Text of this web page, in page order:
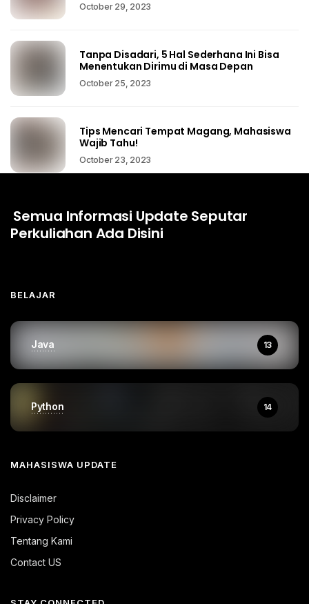
October 29, 2023
Tanpa Disadari, 5 Hal Sederhana Ini Bisa
Menentukan Dirimu di Masa Depan
October 25, 2023
Tips Mencari Tempat Magang, Mahasiswa
Wajib Tahu!
October 23, 2023
Semua Informasi Update Seputar
Perkuliahan Ada Disini
BELAJAR
Java 13
Python 14
MAHASISWA UPDATE
Disclaimer
Privacy Policy
Tentang Kami
Contact US